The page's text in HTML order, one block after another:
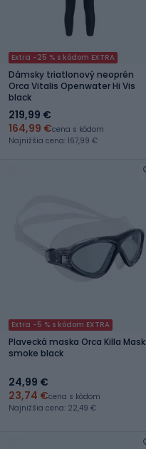
Extra -25 % s kódom EXTRA
Dámsky triatlonový neoprén
Orca Vitalis Openwater Hi Vis
black
219,99 €
164,99 €cena s kódom
Najnižšia cena: 167,99 €
Extra -5 % s kódom EXTRA
Plavecká maska Orca Killa Mask
smoke black
24,99 €
23,74 €cena s kódom
Najnižšia cena: 22,49 €